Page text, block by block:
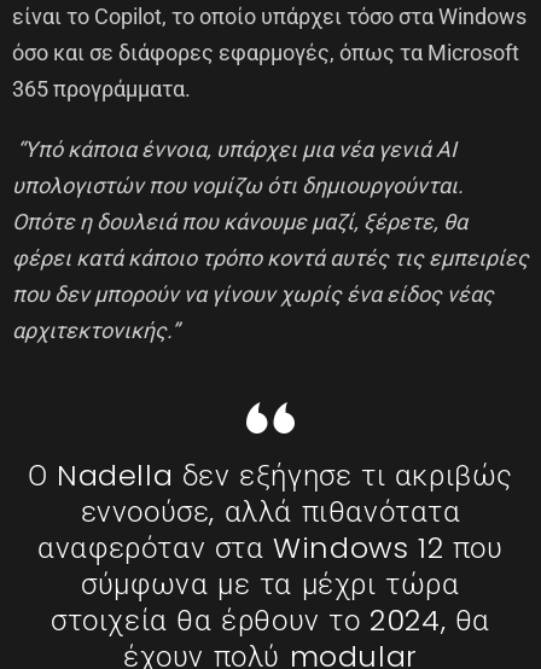
είναι το Copilot, το οποίο υπάρχει τόσο στα Windows
όσο και σε διάφορες εφαρμογές, όπως τα Microsoft
365 προγράμματα.
“Υπό κάποια έννοια, υπάρχει μια νέα γενιά AI
υπολογιστών που νομίζω ότι δημιουργούνται.
Οπότε η δουλειά που κάνουμε μαζί, ξέρετε, θα
φέρει κατά κάποιο τρόπο κοντά αυτές τις εμπειρίες
που δεν μπορούν να γίνουν χωρίς ένα είδος νέας
αρχιτεκτονικής.”
Ο Nadella δεν εξήγησε τι ακριβώς
εννοούσε, αλλά πιθανότατα
αναφερόταν στα Windows 12 που
σύμφωνα με τα μέχρι τώρα
στοιχεία θα έρθουν το 2024, θα
έχουν πολύ modular